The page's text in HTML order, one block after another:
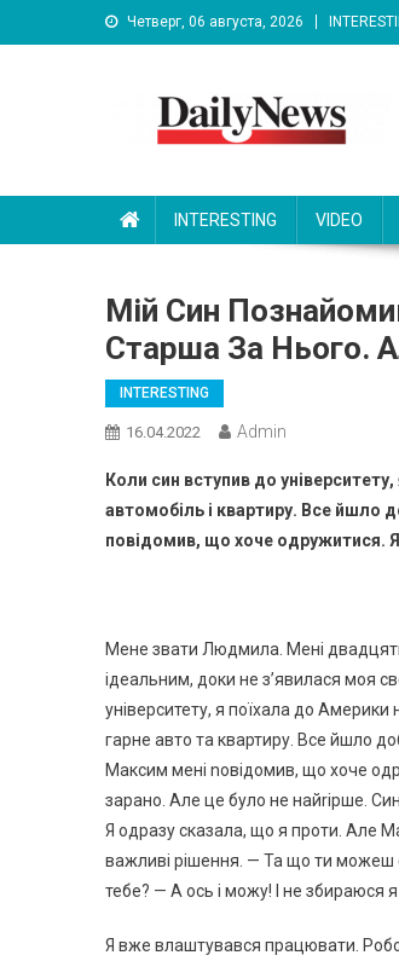
to
Четверг, 06 августа, 2026
INTERESTING VIDEO
Мій Син
Старша За Нього.
INTERESTING
16.04.2022 Admin
Коли син вступив до
автомобіль і квартиру. Все йшло
повідомив, що хоче одружитися.
Мене звати Людмила. Мені
ідеальним, доки не з’явилася моя
університету, я поїхала до
гарне авто та квартиру. Все йшло
Максим мені nовідомив, що хоче
зарано. Але це було не найrірше.
Я одразу сказала, що я проти. Але
важливі рішення. — Та що ти можеш
тебе? — А ось і можу! І не збираюся
Я вже влаштувався працювати.